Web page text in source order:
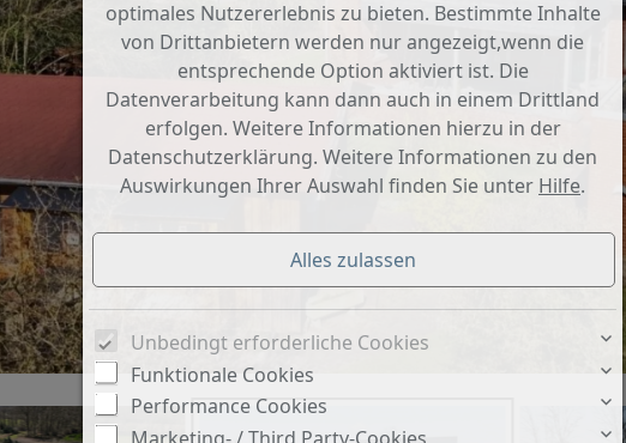
optimales Nutzererlebnis zu bieten. Bestimmte Inhalte
von Drittanbietern werden nur angezeigt,wenn die
entsprechende Option aktiviert ist. Die
Datenverarbeitung kann dann auch in einem Drittland
erfolgen. Weitere Informationen hierzu in der
Datenschutzerklärung. Weitere Informationen zu den
Auswirkungen Ihrer Auswahl finden Sie unter Hilfe.
Unbedingt erforderliche Cookies
Funktionale Cookies
Performance Cookies
Marketing- / Third Party-Cookies